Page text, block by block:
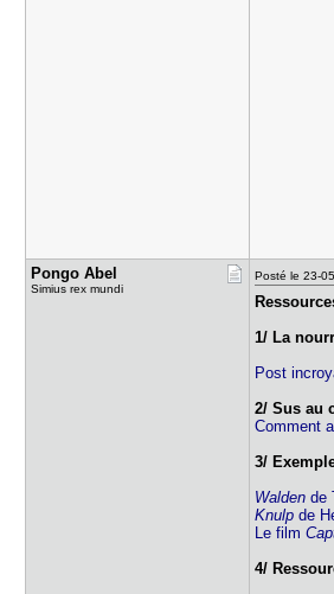
Pongo Abel
Simius rex mundi
Posté le 23-
1/ La
Post
2/ Sus au
Comment
3/
Walden de
Knulp de
Le film
4/